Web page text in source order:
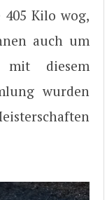
Kilo wog,
auch um
mit diesem
wurden